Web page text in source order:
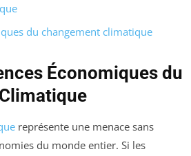
du changement climatique
Économiques du
représente une menace sans
du monde entier. Si les